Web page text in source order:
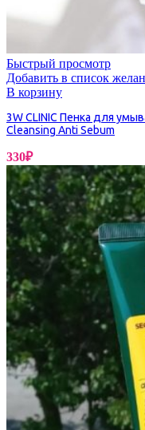
Быстрый просмотр
Добавить в список
В корзину
3W CLINIC Пенка для
Cleansing Anti Sebum
330₽